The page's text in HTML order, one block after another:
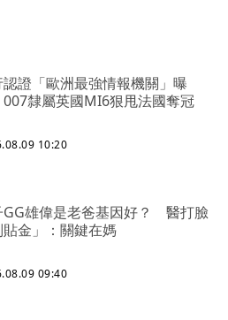
認證「歐洲最強情報機關」曝
隸屬英國MI6狠甩法國奪冠
10:20
GG雄偉是老爸基因好？ 醫打臉
貼金」：關鍵在媽
09:40